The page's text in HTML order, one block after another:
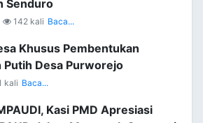
Senduro
142 kali Baca...
Khusus Pembentukan
Putih Desa Purworejo
kali Baca...
Kasi PMD Apresiasi